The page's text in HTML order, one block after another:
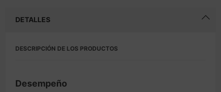
DETALLES
DESCRIPCIÓN DE LOS PRODUCTOS
Desempeño